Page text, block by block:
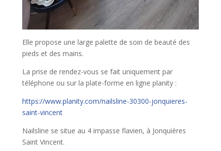
Elle propose une large palette de soin de beauté des
pieds et des mains.
La prise de rendez-vous se fait uniquement par
téléphone ou sur la plate-forme en ligne planity :
https://www.planity.com/nailsline-30300-jonquieres-
saint-vincent
Nailsline se situe au 4 impasse flavien, à Jonquières
Saint Vincent.